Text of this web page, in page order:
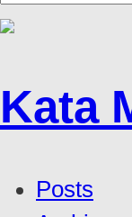
Kata
Posts